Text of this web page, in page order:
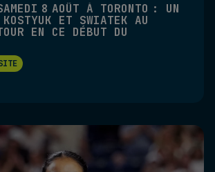
8 AOÛT À TORONTO : UN
ET SWIATEK AU
EN CE DÉBUT DU